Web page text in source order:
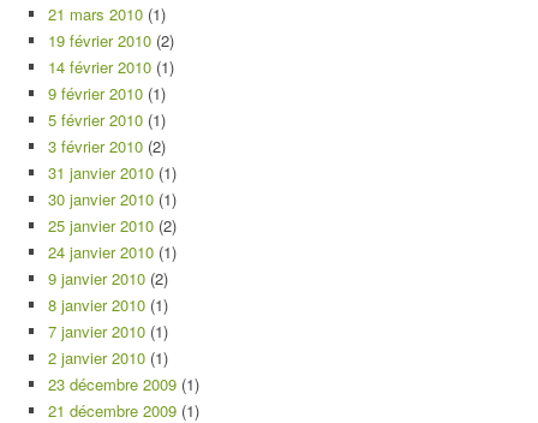
21 mars 2010 (1)
19 février 2010 (2)
14 février 2010 (1)
9 février 2010 (1)
5 février 2010 (1)
3 février 2010 (2)
31 janvier 2010 (1)
30 janvier 2010 (1)
25 janvier 2010 (2)
24 janvier 2010 (1)
9 janvier 2010 (2)
8 janvier 2010 (1)
7 janvier 2010 (1)
2 janvier 2010 (1)
23 décembre 2009 (1)
21 décembre 2009 (1)